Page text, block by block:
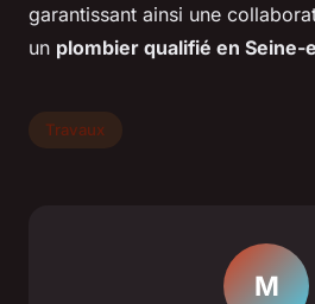
garantissant ainsi une
un plombier qualifié en Seine-
Travaux
M